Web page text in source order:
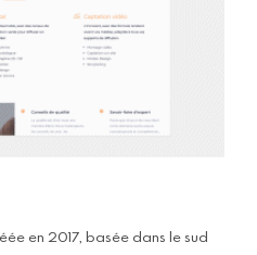
en 2017, basée dans le sud